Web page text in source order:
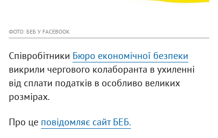
ФОТО: БЕБ У FACEBOOK
Співробітники Бюро економічної безпеки
викрили чергового колаборанта в ухиленні
від сплати податків в особливо великих
розмірах.
Про це повідомляє сайт БЕБ.